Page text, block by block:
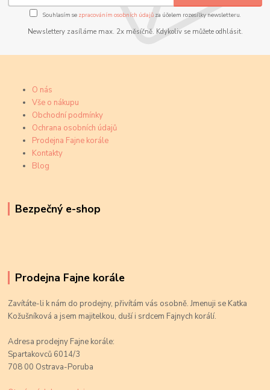
Souhlasím se zpracováním osobních údajůza účelem rozesílky newsletteru.
Newslettery zasíláme max. 2x měsíčně. Kdykoliv se můžete odhlásit.
O nás
Vše o nákupu
Obchodní podmínky
Ochrana osobních údajů
Prodejna Fajne korále
Kontakty
Blog
Bezpečný e-shop
Prodejna Fajne korále
Zavítáte-li k nám do prodejny, přivítám vás osobně. Jmenuji se Katka
Kožušníková a jsem majitelkou, duší i srdcem Fajnych korálí.
Adresa prodejny Fajne korále:
Spartakovců 6014/3
708 00 Ostrava-Poruba